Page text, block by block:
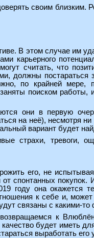
своим близким.
В этом случае им
карьерного
считать, что
должны постараться
по крайней мере,
поиском
они в первую
на неё), несмотря
вариант будет
страхи, тревоги,
его, не
спонтанных
году она окажется
к себе и,
связаны с какими-
к
будет иметь
выработать его